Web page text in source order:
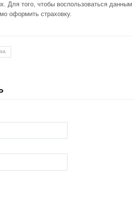
Для того, чтобы воспользоваться данным
оформить страховку.